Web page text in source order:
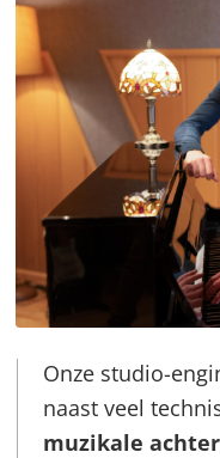
Onze studio-
naast veel
muzikale